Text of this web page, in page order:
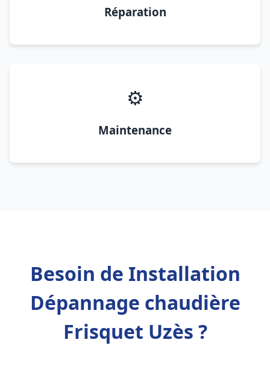
Réparation
⚙️
Maintenance
Besoin de Installation
Dépannage chaudière
Frisquet Uzès ?